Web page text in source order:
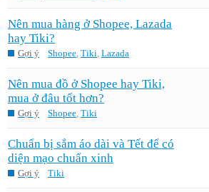
Nên mua hàng ở Shopee, Lazada
hay Tiki?
Gợi ý Shopee, Tiki, Lazada
Nên mua đồ ở Shopee hay Tiki,
mua ở đâu tốt hơn?
Gợi ý Shopee, Tiki
Chuẩn bị sắm áo dài và Tết để có
diện mạo chuẩn xinh
Gợi ý Tiki